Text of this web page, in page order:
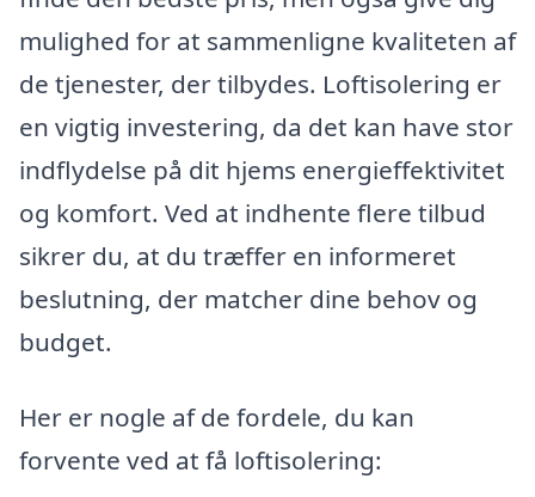
mulighed for at sammenligne kvaliteten af
de tjenester, der tilbydes. Loftisolering er
en vigtig investering, da det kan have stor
indflydelse på dit hjems energieffektivitet
og komfort. Ved at indhente flere tilbud
sikrer du, at du træffer en informeret
beslutning, der matcher dine behov og
budget.
Her er nogle af de fordele, du kan
forvente ved at få loftisolering: